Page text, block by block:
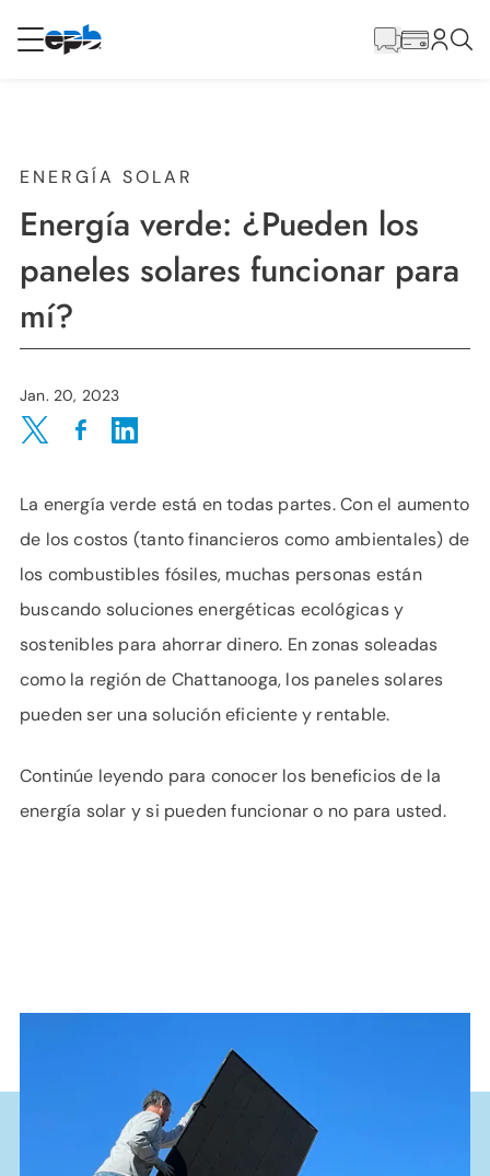
Internet
Energía
Televisión
APOYO
IDIOMA
principal
ENERGÍA SOLAR
Energía verde: ¿Pueden los
paneles solares funcionar para
mí?
Jan. 20, 2023
Share on Twitter
Share on Facebook
Share on LinkedIn
La energía verde está en todas partes. Con el aumento
de los costos (tanto financieros como ambientales) de
los combustibles fósiles, muchas personas están
buscando soluciones energéticas ecológicas y
sostenibles para ahorrar dinero. En zonas soleadas
como la región de Chattanooga, los paneles solares
pueden ser una solución eficiente y rentable.
Continúe leyendo para conocer los beneficios de la
energía solar y si pueden funcionar o no para usted.